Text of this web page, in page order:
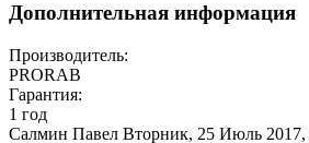
Дополнительная информация
Производитель:
PRORAB
Гарантия:
1 год
Салмин Павел Вторник, 25 Июль 2017,